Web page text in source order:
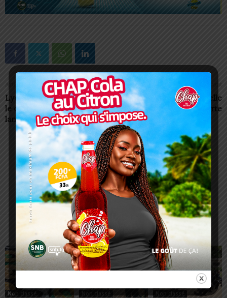
Article précédent
Lycées scientifiques 2025 :
le concours d’excellence est
lancé
Article suivant
Togo/ASKY: Une nouvelle
ligne est ouverte
Charbel SOSSOUVI
ARTICLES CONNEXES PLUS DE L'AUTEUR
Non classé